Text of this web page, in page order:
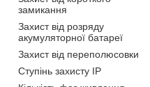
замикання
Захист від розряду
акумуляторної батареї
Захист від переполюсовки
Ступінь захисту IP